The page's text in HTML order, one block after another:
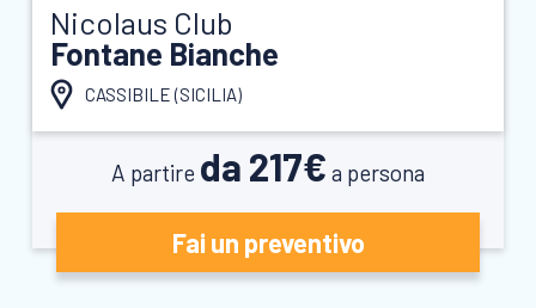
Nicolaus Club
Fontane Bianche
CASSIBILE (SICILIA)
A partire da 217€ a persona
Fai un preventivo